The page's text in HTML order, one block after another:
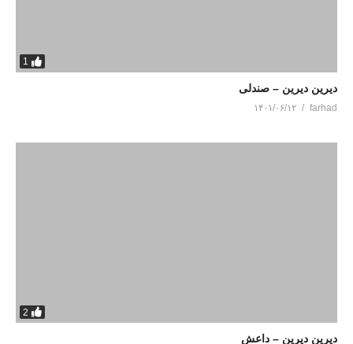
1
دیرین دیرین – صندلی
farhad ۱۴۰۱/۰۶/۱۲
2
دیرین دیرین – داعش